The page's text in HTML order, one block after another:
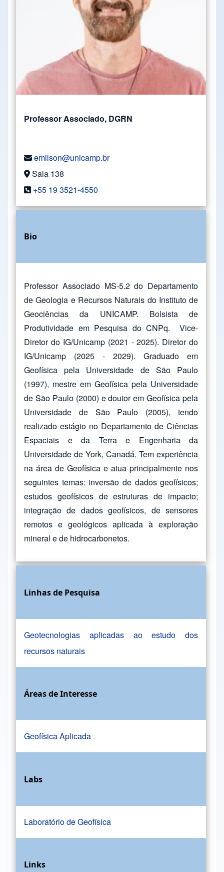
Professor Associado, DGRN
emilson@unicamp.br
Sala 138
+55 19 3521-4550
Bio
Professor Associado MS-5.2 do Departamento
de Geologia e Recursos Naturais do Instituto de
Geociências da UNICAMP. Bolsista de
Produtividade em Pesquisa do CNPq. Vice-
Diretor do IG/Unicamp (2021 - 2025). Diretor do
IG/Unicamp (2025 - 2029). Graduado em
Geofísica pela Universidade de São Paulo
(1997), mestre em Geofísica pela Universidade
de São Paulo (2000) e doutor em Geofísica pela
Universidade de São Paulo (2005), tendo
realizado estágio no Departamento de Ciências
Espaciais e da Terra e Engenharia da
Universidade de York, Canadá. Tem experiência
na área de Geofísica e atua principalmente nos
seguintes temas: inversão de dados geofísicos;
estudos geofísicos de estruturas de impacto;
integração de dados geofísicos, de sensores
remotos e geológicos aplicada à exploração
mineral e de hidrocarbonetos.
Linhas de Pesquisa
Geotecnologias aplicadas ao estudo dos
recursos naturais
Áreas de Interesse
Geofísica Aplicada
Labs
Laboratório de Geofísica
Links